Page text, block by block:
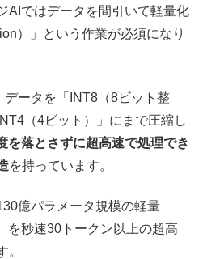
AIではデータを間引いて軽量化
）」という作業が必須になり
ータを「INT8（8ビット整
（4ビット）」にまで圧縮し
を落とさずに超高速で処理でき
を持っています。
億パラメータ規模の軽量
を秒速30トークン以上の超高
。